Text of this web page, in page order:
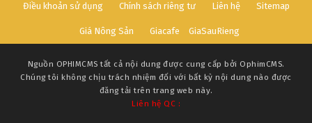
Điều khoản sử dụng Chính sách riêng tư Liên hệ Sitemap
Giá Nông Sản Giacafe GiaSauRieng
Nguồn OPHIMCMS tất cả nội dung được cung cấp bởi OphimCMS.
Chúng tôi không chịu trách nhiệm đối với bất kỳ nội dung nào được
đăng tải trên trang web này.
Liên hệ QC :